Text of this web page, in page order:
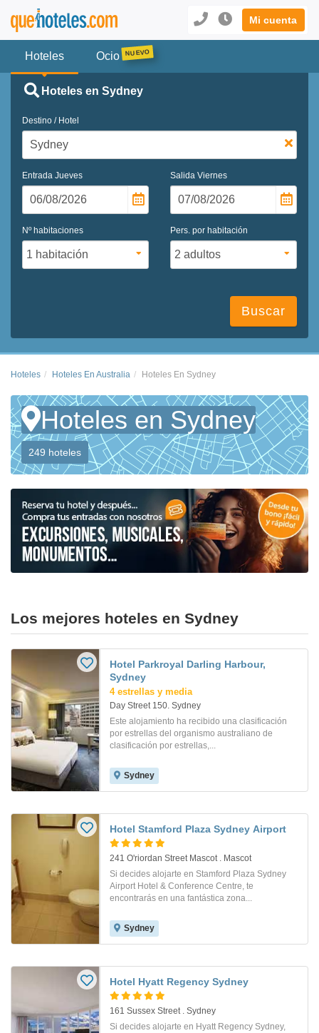
Mi cuenta
Hoteles Ocio
Hoteles en Sydney
Destino / Hotel
Entrada Jueves Salida Viernes
Nº habitaciones Pers. por habitación
Buscar
Hoteles Hoteles En Australia Hoteles En Sydney
Hoteles en Sydney
249 hoteles
Los mejores hoteles en Sydney
Hotel Parkroyal Darling Harbour,
Sydney
4 estrellas y media
Day Street 150. Sydney
Este alojamiento ha recibido una clasificación
por estrellas del organismo australiano de
clasificación por estrellas,...
Sydney
Hotel Stamford Plaza Sydney Airport
241 O'riordan Street Mascot . Mascot
Si decides alojarte en Stamford Plaza Sydney
Airport Hotel & Conference Centre, te
encontrarás en una fantástica zona...
Sydney
Hotel Hyatt Regency Sydney
161 Sussex Street . Sydney
Si decides alojarte en Hyatt Regency Sydney,